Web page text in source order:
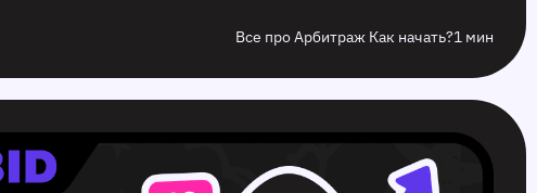
Все про Арбитраж Как начать?1 мин